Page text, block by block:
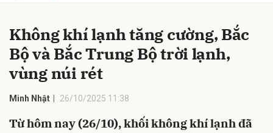
Không khí lạnh tăng cường, Bắc
Bộ và Bắc Trung Bộ trời lạnh,
vùng núi rét
Minh Nhật 26/10/2025 11:38
Từ hôm nay (26/10), khối không khí lạnh đã